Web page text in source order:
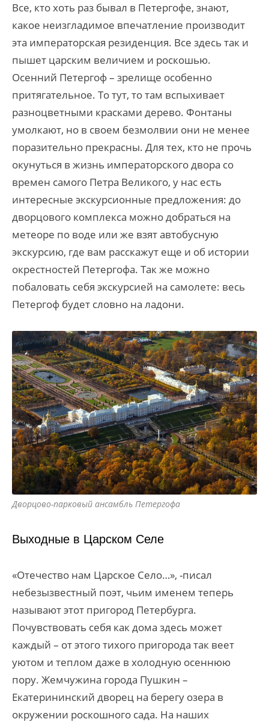
Все, кто хоть раз бывал в Петергофе, знают,
какое неизгладимое впечатление производит
эта императорская резиденция. Все здесь так и
пышет царским величием и роскошью.
Осенний Петергоф – зрелище особенно
притягательное. То тут, то там вспыхивает
разноцветными красками дерево. Фонтаны
умолкают, но в своем безмолвии они не менее
поразительно прекрасны. Для тех, кто не прочь
окунуться в жизнь императорского двора со
времен самого Петра Великого, у нас есть
интересные экскурсионные предложения: до
дворцового комплекса можно добраться на
метеоре по воде или же взят автобусную
экскурсию, где вам расскажут еще и об истории
окрестностей Петергофа. Так же можно
побаловать себя экскурсией на самолете: весь
Петергоф будет словно на ладони.
Дворцово-парковый ансамбль Петергофа
Выходные в Царском Селе
«Отечество нам Царское Село…», -писал
небезызвестный поэт, чьим именем теперь
называют этот пригород Петербурга.
Почувствовать себя как дома здесь может
каждый – от этого тихого пригорода так веет
уютом и теплом даже в холодную осеннюю
пору. Жемчужина города Пушкин –
Екатерининский дворец на берегу озера в
окружении роскошного сада. На наших